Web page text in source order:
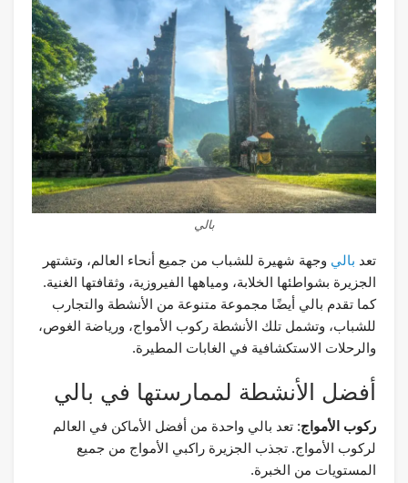
بالي
تعد بالي وجهة شهيرة للشباب من جميع أنحاء العالم، وتشتهر
الجزيرة بشواطئها الخلابة، ومياهها الفيروزية، وثقافتها الغنية.
كما تقدم بالي أيضًا مجموعة متنوعة من الأنشطة والتجارب
للشباب، وتشمل تلك الأنشطة ركوب الأمواج، ورياضة الغوص،
والرحلات الاستكشافية في الغابات المطيرة.
أفضل الأنشطة لممارستها في بالي
ركوب الأمواج: تعد بالي واحدة من أفضل الأماكن في العالم
لركوب الأمواج. تجذب الجزيرة راكبي الأمواج من جميع
المستويات من الخبرة.